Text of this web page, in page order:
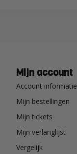
Mijn account
Account informatie
Mijn bestellingen
Mijn tickets
Mijn verlanglijst
Vergelijk